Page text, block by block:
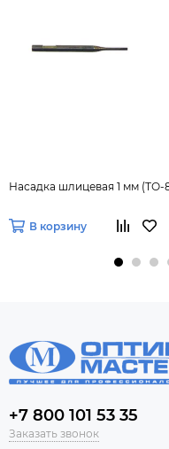
Насадка шлицевая 1 мм (ТО-
В корзину
+7 800 101 53 35
Заказать звонок